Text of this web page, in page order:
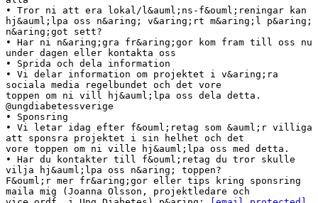
• Tror ni att era lokal/l&auml;ns-f&ouml;reningar kan
hj&auml;lpa oss n&aring; v&aring;rt m&aring;l p&aring;
n&aring;got sett?
• Har ni n&aring;gra fr&aring;gor kom fram till oss nu
under dagen eller kontakta oss
• Sprida och dela information
• Vi delar information om projektet i v&aring;ra
sociala media regelbundet och det vore
toppen om ni vill hj&auml;lpa oss dela detta.
@ungdiabetessverige
• Sponsring
• Vi letar idag efter f&ouml;retag som &auml;r villiga
att sponsra projektet i sin helhet och det
vore toppen om ni ville hj&auml;lpa oss med detta.
• Har du kontakter till f&ouml;retag du tror skulle
vilja hj&auml;lpa oss n&aring; toppen?
F&ouml;r mer fr&aring;gor eller tips kring sponsring
maila mig (Joanna Olsson, projektledare och